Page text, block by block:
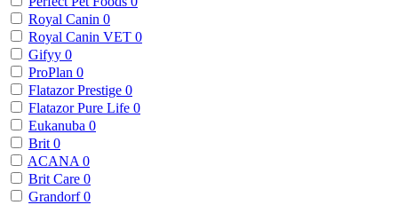
Royal Canin 0
Royal Canin VET 0
Gifyy 0
ProPlan 0
Flatazor Prestige 0
Flatazor Pure Life 0
Eukanuba 0
Brit 0
ACANA 0
Brit Care 0
Grandorf0